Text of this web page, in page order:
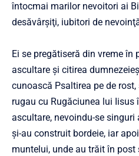
întocmai marilor nevoitori ai
desăvârşiţi, iubitori de
Ei se pregătiseră din vreme în
ascultare şi citirea
cunoască Psaltirea pe de
rugau cu Rugăciunea lui Iisus
ascultare, nevoindu-se
şi-au construit bordeie, iar
muntelui, unde au trăit în